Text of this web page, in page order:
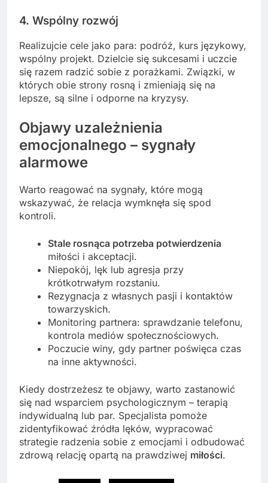
4. Wspólny rozwój
Realizujcie cele jako para: podróż, kurs językowy,
wspólny projekt. Dzielcie się sukcesami i uczcie
się razem radzić sobie z porażkami. Związki, w
których obie strony rosną i zmieniają się na
lepsze, są silne i odporne na kryzysy.
Objawy uzależnienia
emocjonalnego – sygnały
alarmowe
Warto reagować na sygnały, które mogą
wskazywać, że relacja wymknęła się spod
kontroli.
Stale rosnąca potrzeba potwierdzenia
miłości i akceptacji.
Niepokój, lęk lub agresja przy
krótkotrwałym rozstaniu.
Rezygnacja z własnych pasji i kontaktów
towarzyskich.
Monitoring partnera: sprawdzanie telefonu,
kontrola mediów społecznościowych.
Poczucie winy, gdy partner poświęca czas
na inne aktywności.
Kiedy dostrzeżesz te objawy, warto zastanowić
się nad wsparciem psychologicznym – terapią
indywidualną lub par. Specjalista pomoże
zidentyfikować źródła lęków, wypracować
strategie radzenia sobie z emocjami i odbudować
zdrową relację opartą na prawdziwej miłości.